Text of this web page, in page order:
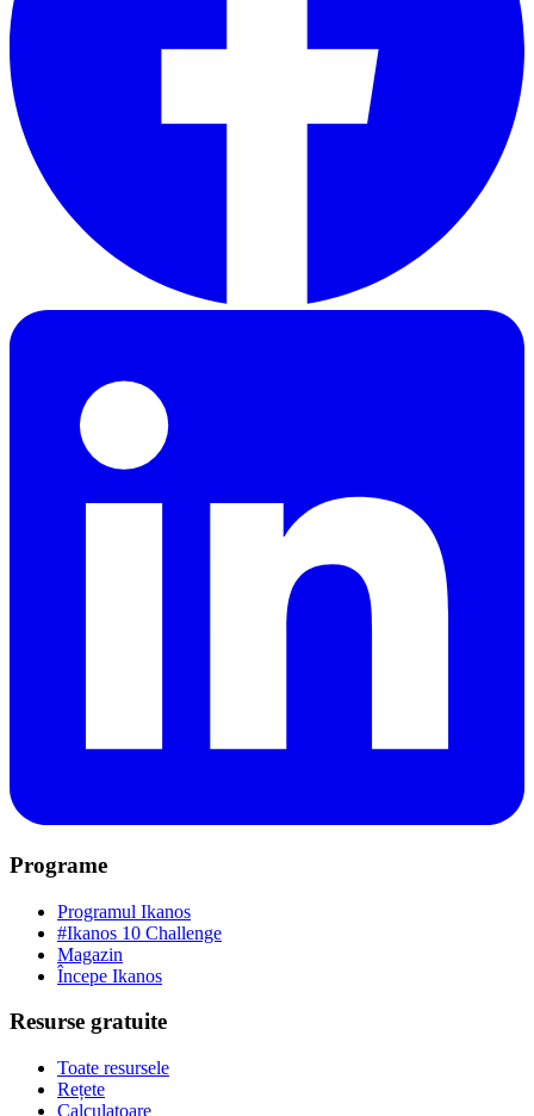
Programe
Programul Ikanos
#Ikanos 10 Challenge
Magazin
Începe Ikanos
Resurse gratuite
Toate resursele
Rețete
Calculatoare